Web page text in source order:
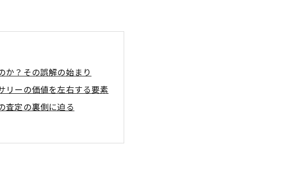
か？その誤解の始まり
リーの価値を左右する要素
査定の裏側に迫る
取のコツとは？
リーの賢い活用法
て賢く手放す方法